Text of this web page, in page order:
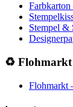
Stempel &
♻️ Flohmarkt
Flohmarkt